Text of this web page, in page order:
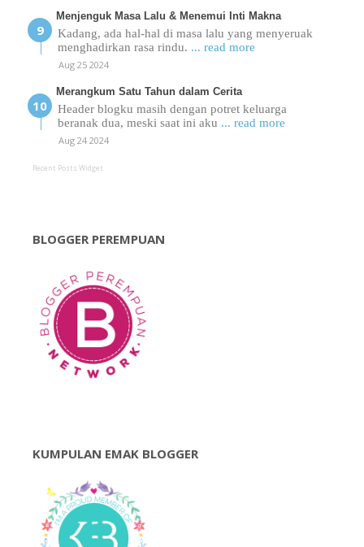
Menjenguk Masa Lalu & Menemui Inti Makna
Kadang, ada hal-hal di masa lalu yang menyeruak
menghadirkan rasa rindu. ... read more
Aug 25 2024
Merangkum Satu Tahun dalam Cerita
Header blogku masih dengan potret keluarga
beranak dua, meski saat ini aku ... read more
Aug 24 2024
Recent Posts Widget
BLOGGER PEREMPUAN
KUMPULAN EMAK BLOGGER